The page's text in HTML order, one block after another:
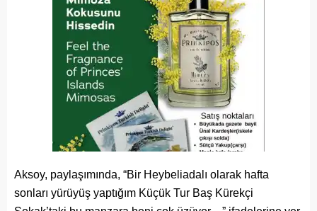
Aksoy, paylaşımında, “Bir Heybeliadalı olarak hafta
sonları yürüyüş yaptığım Küçük Tur Baş Kürekçi